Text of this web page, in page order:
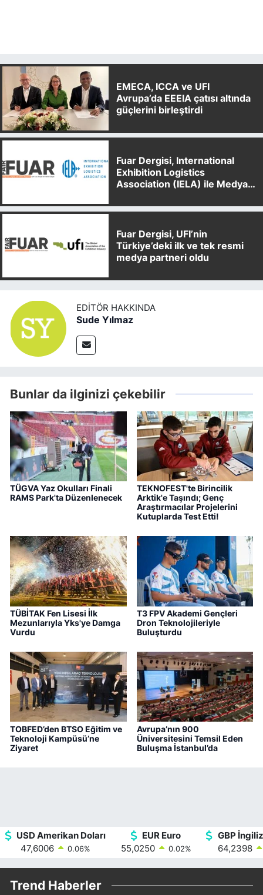
EMECA, ICCA ve UFI
Avrupa’da EEEIA çatısı altında
güçlerini birleştirdi
Fuar Dergisi, International
Exhibition Logistics
Association (IELA) ile Medya
Fuar Dergisi, UFI’nin
Türkiye’deki ilk ve tek resmi
medya partneri oldu
EDITÖR HAKKINDA
Sude Yılmaz
Bunlar da ilginizi çekebilir
TÜGVA Yaz Okulları Finali
RAMS Park'ta Düzenlenecek
TEKNOFEST'te Birincilik
Arktik'e Taşındı; Genç
Araştırmacılar Projelerini
Kutuplarda Test Etti!
TÜBİTAK Fen Lisesi İlk
Mezunlarıyla Yks'ye Damga
Vurdu
T3 FPV Akademi Gençleri
Dron Teknolojileriyle
Buluşturdu
TOBFED’den BTSO Eğitim ve
Teknoloji Kampüsü’ne
Ziyaret
Avrupa’nın 900
Üniversitesini Temsil Eden
Buluşma İstanbul’da
USD Amerikan Doları
47,6006
0.06%
EUR Euro
55,0250
0.02%
GBP
64,2398
Trend Haberler